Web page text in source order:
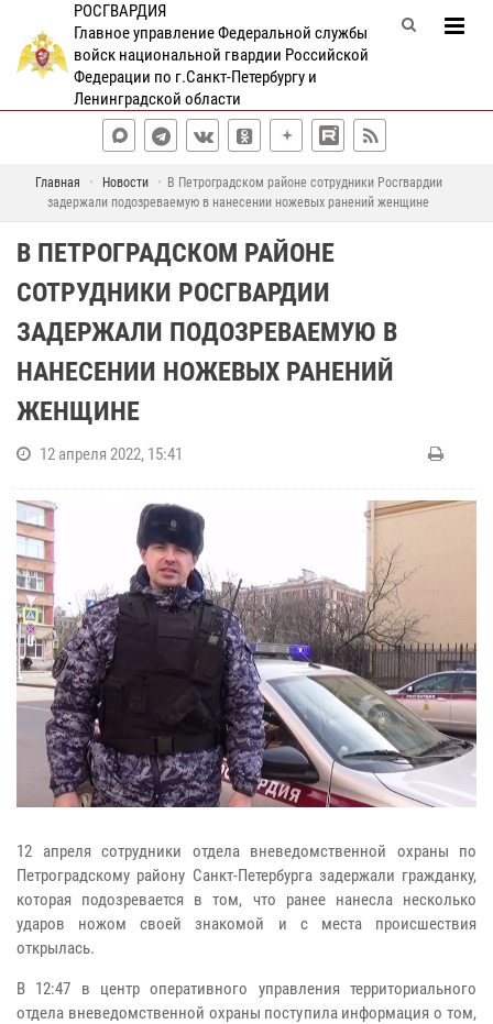
РОСГВАРДИЯ
Главное управление Федеральной службы
войск национальной гвардии Российской
Федерации по г.Санкт-Петербургу и
Ленинградской области
Главная Новости
В Петроградском районе сотрудники Росгвардии
задержали подозреваемую в нанесении ножевых ранений женщине
В ПЕТРОГРАДСКОМ РАЙОНЕ
СОТРУДНИКИ РОСГВАРДИИ
ЗАДЕРЖАЛИ ПОДОЗРЕВАЕМУЮ В
НАНЕСЕНИИ НОЖЕВЫХ РАНЕНИЙ
ЖЕНЩИНЕ
12 апреля 2022, 15:41
12 апреля сотрудники отдела вневедомственной охраны по
Петроградскому району Санкт-Петербурга задержали гражданку,
которая подозревается в том, что ранее нанесла несколько
ударов ножом своей знакомой и с места происшествия
открылась.
В 12:47 в центр оперативного управления территориального
отдела вневедомственной охраны поступила информация о том,